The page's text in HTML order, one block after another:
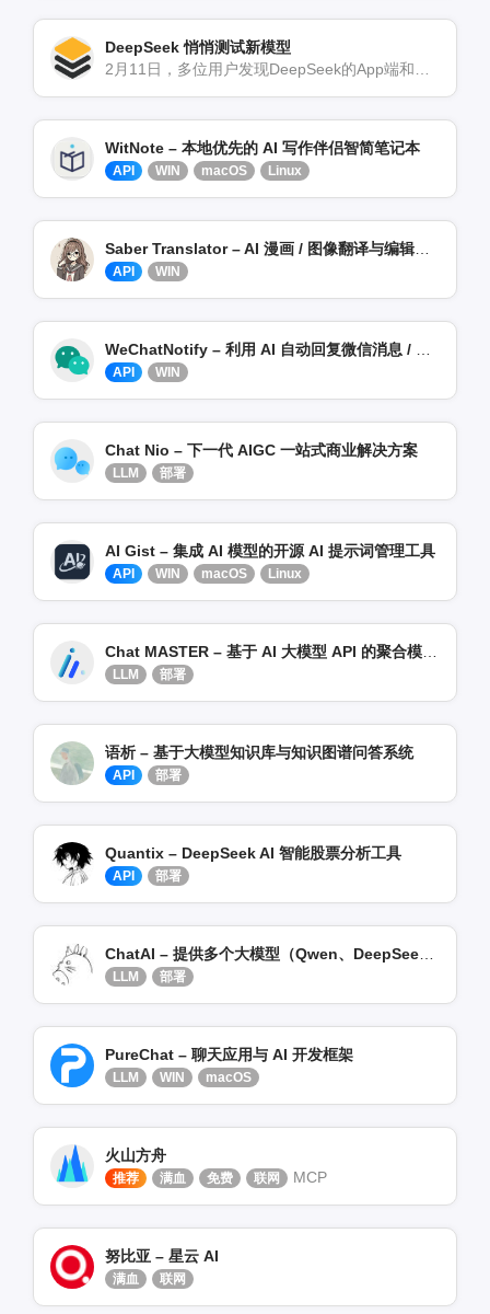
DeepSeek 悄悄测试新模型
WitNote – 本地优先的 AI 写作伴侣智简笔记本
API WIN macOS Linux
API WIN
API WIN
Chat Nio – 下一代 AIGC 一站式商业解决方案
LLM 部署
AI Gist – 集成 AI 模型的开源 AI 提示词管理工具
API WIN macOS Linux
LLM 部署
语析 – 基于大模型知识库与知识图谱问答系统
API 部署
Quantix – DeepSeek AI 智能股票分析工具
API 部署
LLM 部署
PureChat – 聊天应用与 AI 开发框架
LLM WIN macOS
火山方舟
推荐 满血 免费 联网 MCP
努比亚 – 星云 AI
满血 联网